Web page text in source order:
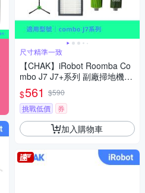
尺寸精準一致
【CHAK】iRobot Roomba Co
mbo J7 J7+系列 副廠掃地機器
人配件耗材超值組(主刷x1 邊刷
x4 濾網x4)
$561 $590
挑戰低價
券
加入購物車